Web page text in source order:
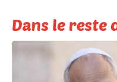
Dans le reste